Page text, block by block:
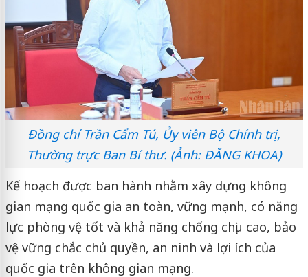
Đồng chí Trần Cẩm Tú, Ủy viên Bộ Chính trị,
Thường trực Ban Bí thư. (Ảnh: ĐĂNG KHOA)
Kế hoạch được ban hành nhằm xây dựng không
gian mạng quốc gia an toàn, vững mạnh, có năng
lực phòng vệ tốt và khả năng chống chịu cao, bảo
vệ vững chắc chủ quyền, an ninh và lợi ích của
quốc gia trên không gian mạng.